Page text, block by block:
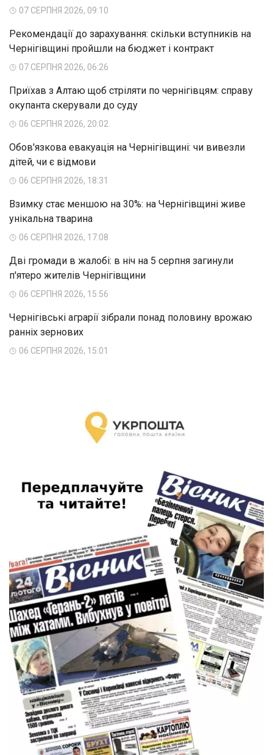
07 СЕРПНЯ 2026, 09:10
Рекомендації до зарахування: скільки вступників на
Чернігівщині пройшли на бюджет і контракт
07 СЕРПНЯ 2026, 06:26
Приїхав з Алтаю щоб стріляти по чернігівцям: справу
окупанта скерували до суду
06 СЕРПНЯ 2026, 20:02
Обов'язкова евакуація на Чернігівщині: чи вивезли
дітей, чи є відмови
06 СЕРПНЯ 2026, 18:31
Взимку стає меншою на 30%: на Чернігівщині живе
унікальна тварина
06 СЕРПНЯ 2026, 17:08
Дві громади в жалобі: в ніч на 5 серпня загинули
п'ятеро жителів Чернігівщини
06 СЕРПНЯ 2026, 15:56
Чернігівські аграрії зібрали понад половину врожаю
ранніх зернових
06 СЕРПНЯ 2026, 15:01